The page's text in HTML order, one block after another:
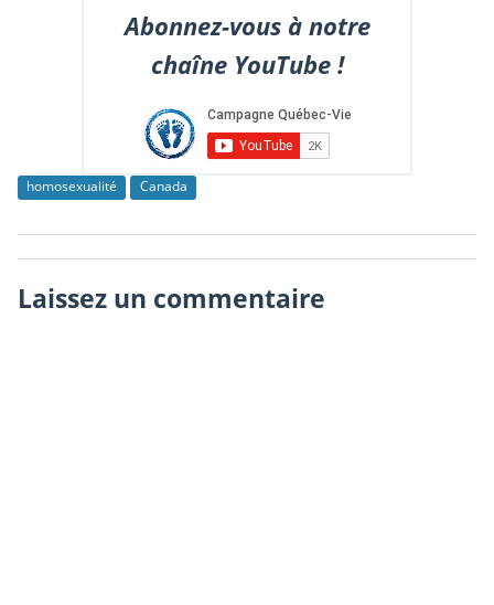
Abonnez-vous à notre
chaîne YouTube !
homosexualité Canada
Laissez un commentaire